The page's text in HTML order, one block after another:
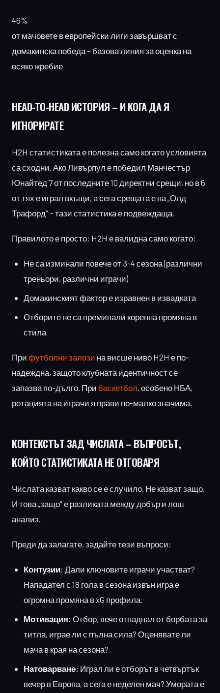
46%
от мачовете в европейски лиги завършват с
домакинска победа – базова линия за оценка на
всяко жребие
HEAD-TO-HEAD ИСТОРИЯ– И КОГА ДА Я
ИГНОРИРАТЕ
H2H статистиката е полезна само когато условията
са сходни. Ако Ливърпул е победил Манчестър
Юнайтед 7 от последните 10 директни срещи, но в 6
от тях е играл вкъщи, а сега срещата е на „Олд
Трафорд“ – тази статистика е подвеждаща.
Правилото е просто: H2H е валидна само когато:
Не са изминали повече от 3-4 сезона (различни
треньори, различни играчи)
Домакинският фактор е изравнен в извадката
Отборите не са преминали коренна промяна в
стила
При футболни залози на висше ниво H2H е по-
надеждна, защото клубната идентичност се
запазва по-дълго. При баскетбол, особено НБА,
ротацията на играчи я прави по-малко значима.
КОНТЕКСТЪТ ЗАД ЧИСЛАТА– ВЪПРОСЪТ,
КОЙТО СТАТИСТИКАТА НЕ ОТГОВАРЯ
Числата казват какво се е случило. Не казват защо.
И това „защо“ е разликата между добър и лош
анализ.
Преди да залагате, задайте тези въпроси:
Контузии: Дали ключовите играчи участват?
Нападател с 18 гола в сезона извън игра е
огромна промяна в xG профила.
Мотивация: Отбор, вече отпаднал от борбата за
титла, играе ли с пълна сила? Оценявате ли
мача в края на сезона?
Натоварване: Играл ли е отборът в четвъртък
вечер в Европа, а сега е неделен мач? Умората е